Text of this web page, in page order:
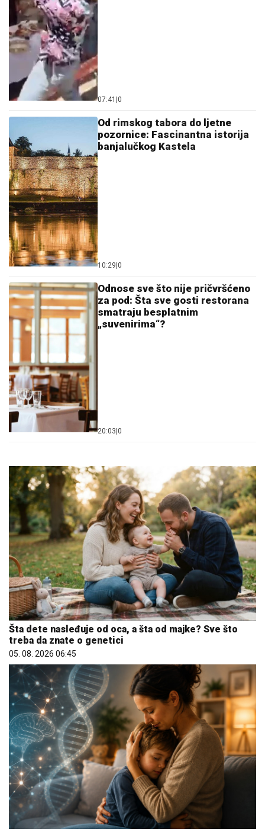
07:41 0
Od rimskog tabora do ljetne
pozornice: Fascinantna istorija
banjalučkog Kastela
10:29 0
Odnose sve što nije pričvršćeno
za pod: Šta sve gosti restorana
smatraju besplatnim
„suvenirima“?
20:03 0
Šta dete nasleđuje od oca, a šta od majke? Sve što
treba da znate o genetici
05. 08. 2026 06:45